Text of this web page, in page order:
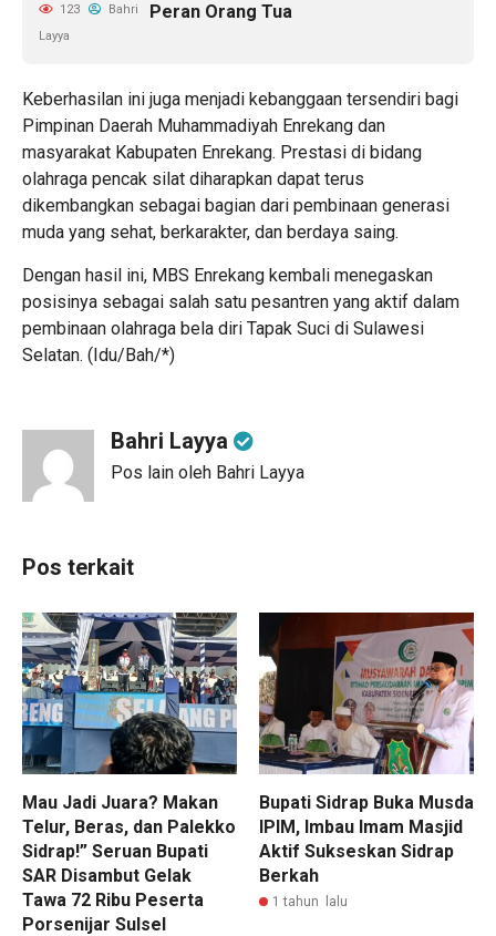
Peran Orang Tua
123
Bahri
Layya
Keberhasilan ini juga menjadi kebanggaan tersendiri bagi
Pimpinan Daerah Muhammadiyah Enrekang dan
masyarakat Kabupaten Enrekang. Prestasi di bidang
olahraga pencak silat diharapkan dapat terus
dikembangkan sebagai bagian dari pembinaan generasi
muda yang sehat, berkarakter, dan berdaya saing.
Dengan hasil ini, MBS Enrekang kembali menegaskan
posisinya sebagai salah satu pesantren yang aktif dalam
pembinaan olahraga bela diri Tapak Suci di Sulawesi
Selatan. (Idu/Bah/*)
Bahri Layya
Pos lain oleh Bahri Layya
Pos terkait
Mau Jadi Juara? Makan
Telur, Beras, dan Palekko
Sidrap!” Seruan Bupati
SAR Disambut Gelak
Tawa 72 Ribu Peserta
Porsenijar Sulsel
Bupati Sidrap Buka Musda
IPIM, Imbau Imam Masjid
Aktif Sukseskan Sidrap
Berkah
1 tahun lalu